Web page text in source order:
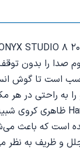
است که باعث